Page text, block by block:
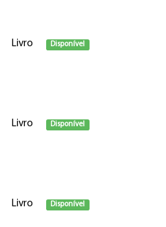
Livro Disponível
Livro Disponível
Livro Disponível